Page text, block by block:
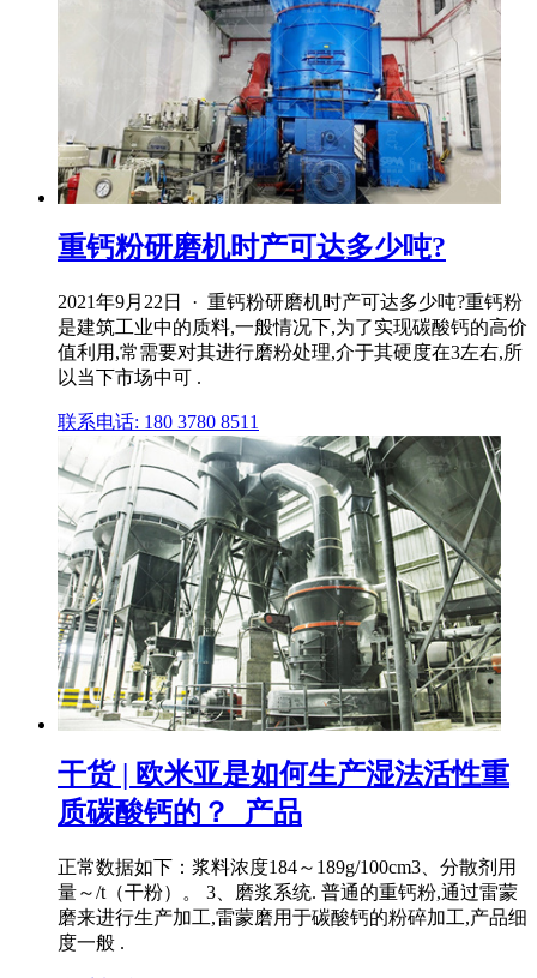
重钙粉研磨机时产可达多少吨?
2021年9月22日 · 重钙粉研磨机时产可达多少吨?重钙粉
是建筑工业中的质料,一般情况下,为了实现碳酸钙的高价
值利用,常需要对其进行磨粉处理,介于其硬度在3左右,所
以当下市场中可 .
联系电话: 180 3780 8511
干货 | 欧米亚是如何生产湿法活性重
质碳酸钙的？_产品
正常数据如下：浆料浓度184～189g/100cm3、分散剂用
量～/t（干粉）。 3、磨浆系统. 普通的重钙粉,通过雷蒙
磨来进行生产加工,雷蒙磨用于碳酸钙的粉碎加工,产品细
度一般 .